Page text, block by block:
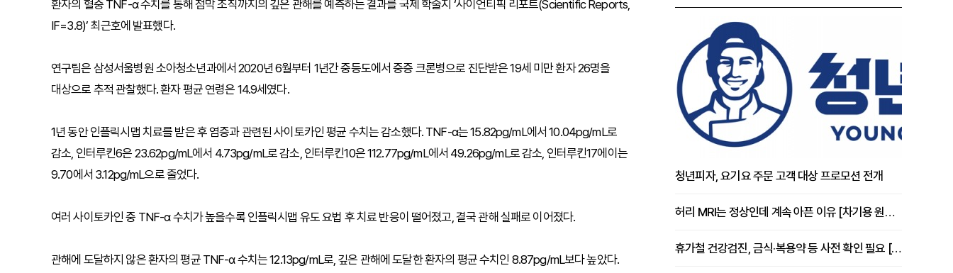
환자의 혈중 TNF-α 수치를 통해 점막 조직까지의 깊은 관해를 예측하는 결과를 국제 학술지 ‘사이언티픽 리포트(Scientific Reports,
IF=3.8)’ 최근호에 발표했다.
연구팀은 삼성서울병원 소아청소년과에서 2020년 6월부터 1년간 중등도에서 중증 크론병으로 진단받은 19세 미만 환자 26명을
대상으로 추적 관찰했다. 환자 평균 연령은 14.9세였다.
1년 동안 인플릭시맵 치료를 받은 후 염증과 관련된 사이토카인 평균 수치는 감소했다. TNF-α는 15.82pg/mL에서 10.04pg/mL로
감소, 인터루킨6은 23.62pg/mL에서 4.73pg/mL로 감소, 인터루킨10은 112.77pg/mL에서 49.26pg/mL로 감소, 인터루킨17에이는
9.70에서 3.12pg/mL으로 줄었다.
여러 사이토카인 중 TNF-α 수치가 높을수록 인플릭시맵 유도 요법 후 치료 반응이 떨어졌고, 결국 관해 실패로 이어졌다.
관해에 도달하지 않은 환자의 평균 TNF-α 수치는 12.13pg/mL로, 깊은 관해에 도달한 환자의 평균 수치인 8.87pg/mL보다 높았다.
청년피자, 요기요 주문 고객 대상 프로모션 전개
허리 MRI는 정상인데 계속 아픈 이유 [차기용 원장 칼럼]
휴가철 건강검진, 금식·복용약 등 사전 확인 필요 [정도감 원장 칼럼]